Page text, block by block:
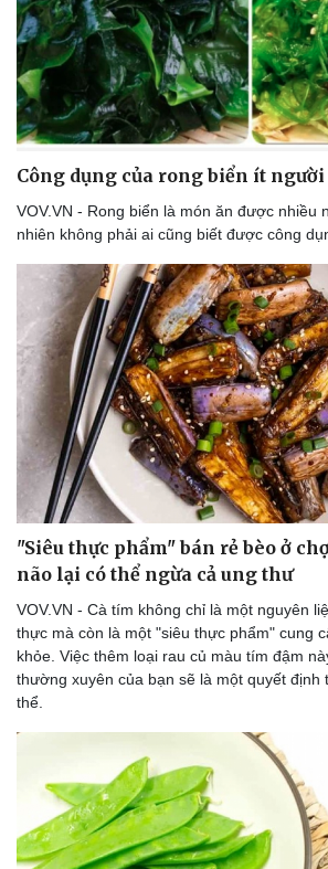
Doanh nghiệp
Thông tin doanh nghiệp
Doanh nhân
Vì cộng đồng
Công
Sành
Trải
Chuyển
Công dụng của rong biển ít
VOV.VN - Rong biển là món ăn được nhiều
nhiên không phải ai cũng biết được công
"Siêu thực phẩm" bán rẻ bèo ở
não lại có thể ngừa cả ung thư
VOV.VN - Cà tím không chỉ là một nguyên
thực mà còn là một "siêu thực phẩm" cung
khỏe. Việc thêm loại rau củ màu tím đậm
thường xuyên của bạn sẽ là một quyết định
thể.